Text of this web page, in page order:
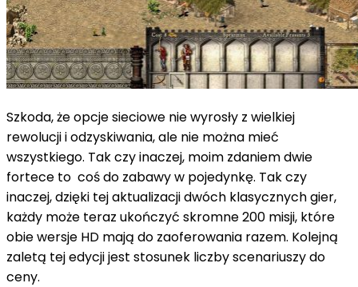
Szkoda, że ​​opcje sieciowe nie wyrosły z wielkiej
rewolucji i odzyskiwania, ale nie można mieć
wszystkiego. Tak czy inaczej, moim zdaniem dwie
fortece to coś do zabawy w pojedynkę. Tak czy
inaczej, dzięki tej aktualizacji dwóch klasycznych gier,
każdy może teraz ukończyć skromne 200 misji, które
obie wersje HD mają do zaoferowania razem. Kolejną
zaletą tej edycji jest stosunek liczby scenariuszy do
ceny.